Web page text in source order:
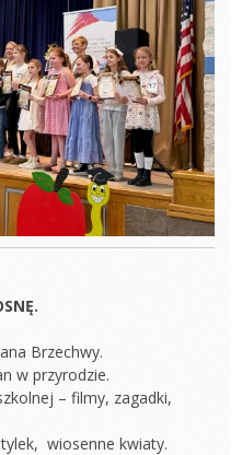
Brzechwy.
w przyrodzie.
– filmy, zagadki,
wiosenne kwiaty.